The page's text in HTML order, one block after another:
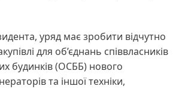
уряд має зробити відчутно
для об’єднань співвласників
будинків (ОСББ) нового
та іншої техніки,